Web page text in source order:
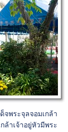
จพระจุลจอมเกล้า
ล้าเจ้าอยู่หัวมีพระ